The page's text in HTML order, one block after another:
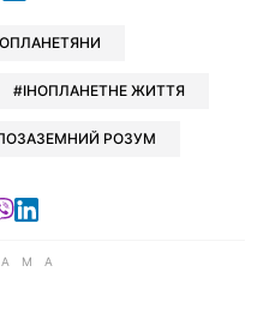
ІНОПЛАНЕТНЕ ЖИТТЯ
РОЗУМ
у Facebook
у X у Google news
Читайте у Viber
Читайте у LinkedIn